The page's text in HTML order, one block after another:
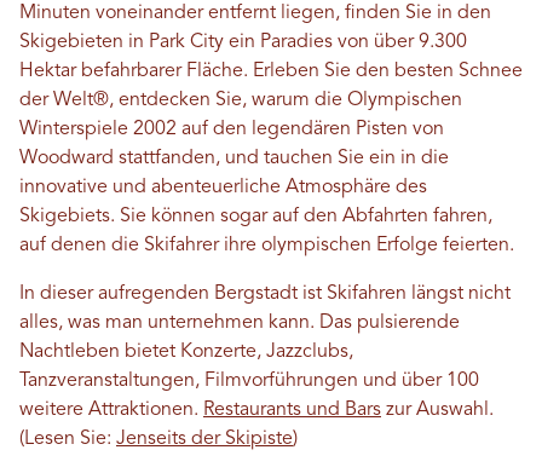
Minuten voneinander entfernt liegen, finden Sie in den
Skigebieten in Park City ein Paradies von über 9.300
Hektar befahrbarer Fläche. Erleben Sie den besten Schnee
der Welt®, entdecken Sie, warum die Olympischen
Winterspiele 2002 auf den legendären Pisten von
Woodward stattfanden, und tauchen Sie ein in die
innovative und abenteuerliche Atmosphäre des
Skigebiets. Sie können sogar auf den Abfahrten fahren,
auf denen die Skifahrer ihre olympischen Erfolge feierten.
In dieser aufregenden Bergstadt ist Skifahren längst nicht
alles, was man unternehmen kann. Das pulsierende
Nachtleben bietet Konzerte, Jazzclubs,
Tanzveranstaltungen, Filmvorführungen und über 100
weitere Attraktionen. Restaurants und Bars zur Auswahl.
(Lesen Sie: Jenseits der Skipiste)